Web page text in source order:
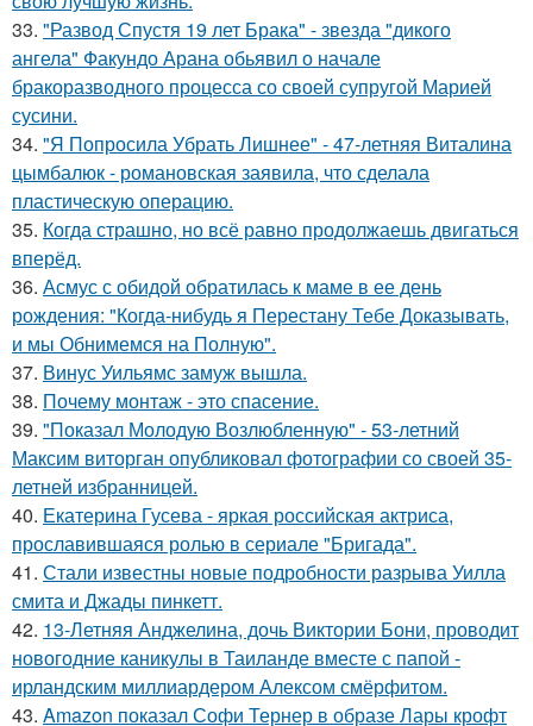
33. "Развод Спустя 19 лет Брака" - звезда "дикого
ангела" Факундо Арана обьявил о начале
бракоразводного процесса со своей супругой Марией
сусини.
34. "Я Попросила Убрать Лишнее" - 47-летняя Виталина
цымбалюк - романовская заявила, что сделала
пластическую операцию.
35. Когда страшно, но всё равно продолжаешь двигаться
вперёд.
36. Асмус с обидой обратилась к маме в ее день
рождения: "Когда-нибудь я Перестану Тебе Доказывать,
и мы Обнимемся на Полную".
37. Винус Уильямс замуж вышла.
38. Почему монтаж - это спасение.
39. "Показал Молодую Возлюбленную" - 53-летний
Максим виторган опубликовал фотографии со своей 35-
летней избранницей.
40. Екатерина Гусева - яркая российская актриса,
прославившаяся ролью в сериале "Бригада".
41. Стали известны новые подробности разрыва Уилла
смита и Джады пинкетт.
42. 13-Летняя Анджелина, дочь Виктории Бони, проводит
новогодние каникулы в Таиланде вместе с папой -
ирландским миллиардером Алексом смёрфитом.
43. Amazon показал Софи Тернер в образе Лары крофт